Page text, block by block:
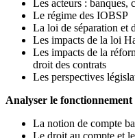
Les acteurs : banques,
Le régime des IOBSP
La loi de séparation et
Les impacts de la loi
Les impacts de la
droit des contrats
Les perspectives
Analyser le fonctionnement
La notion de compte
Le droit au compte et